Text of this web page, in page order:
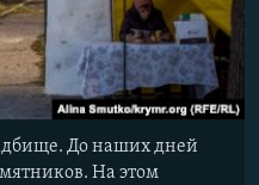
До наших дней
На этом